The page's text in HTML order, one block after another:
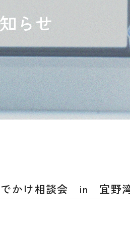
らせ
かけ相談会 in 宜野